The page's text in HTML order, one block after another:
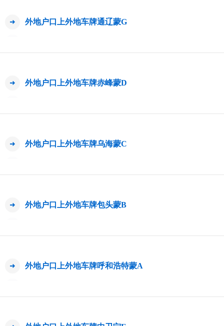
外地户口上外地车牌通辽蒙G
外地户口上外地车牌赤峰蒙D
外地户口上外地车牌乌海蒙C
外地户口上外地车牌包头蒙B
外地户口上外地车牌呼和浩特蒙A